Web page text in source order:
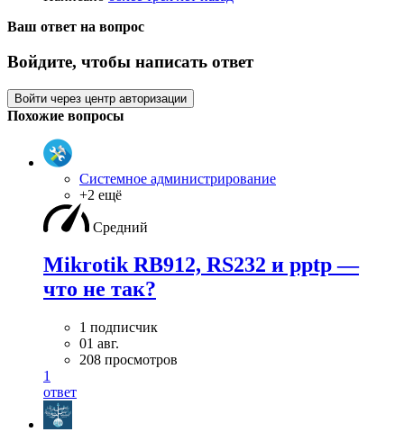
Ваш ответ на вопрос
Войдите, чтобы написать ответ
Войти через центр авторизации
Похожие вопросы
Системное администрирование
+2 ещё
Средний
Mikrotik RB912, RS232 и pptp —
что не так?
1 подписчик
01 авг.
208 просмотров
1
ответ